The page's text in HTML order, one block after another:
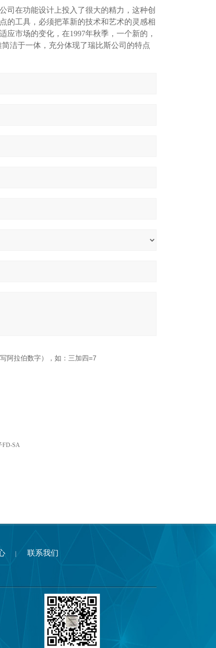
司在功能设计上投入了很大的精力，这种创
的工具，必须把革新的技术和艺术的灵感相
市场的变化，在1997年秋季，一个新的，
洁于一体，充分体现了瑞比斯公司的特点
阿拉伯数字），如：三加四=7
FD-SA
联系我们